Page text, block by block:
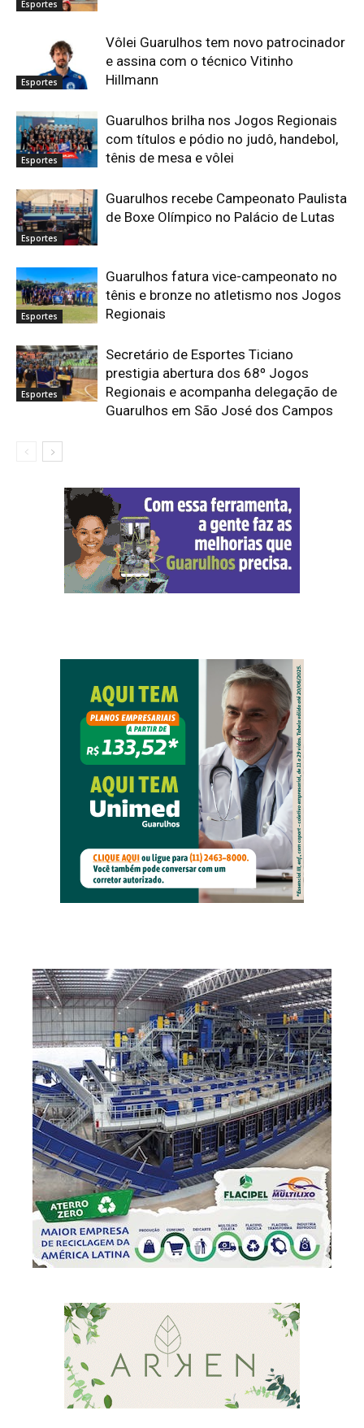
Esportes
Esportes
Vôlei Guarulhos tem novo patrocinador
e assina com o técnico Vitinho
Hillmann
Esportes
Guarulhos brilha nos Jogos Regionais
com títulos e pódio no judô, handebol,
tênis de mesa e vôlei
Esportes
Guarulhos recebe Campeonato Paulista
de Boxe Olímpico no Palácio de Lutas
Esportes
Guarulhos fatura vice-campeonato no
tênis e bronze no atletismo nos Jogos
Regionais
Esportes
Secretário de Esportes Ticiano
prestigia abertura dos 68º Jogos
Regionais e acompanha delegação de
Guarulhos em São José dos Campos